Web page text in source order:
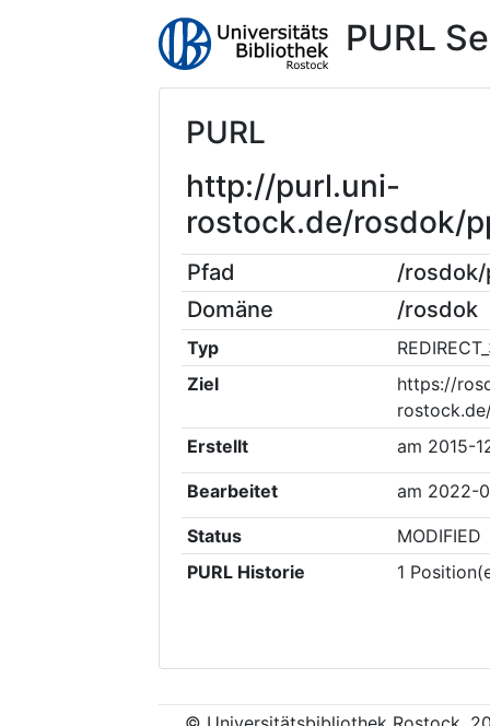
PURL
PURL
http://purl.uni-
rostock.de/rosdok/
Pfad
/rosdok/
Domäne
/rosdok
Typ
Ziel
https://
Erstellt
am 2015-
Bearbeitet am 2022-
Status
MODIFIED
PURL Historie
1